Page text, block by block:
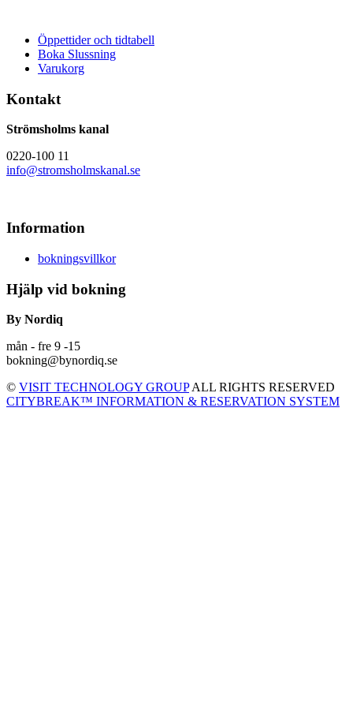
Öppettider och tidtabell
Boka Slussning
Varukorg
Kontakt
Strömsholms kanal
0220-100 11
info@stromsholmskanal.se
Information
bokningsvillkor
Hjälp vid bokning
By Nordiq
mån - fre 9 -15
bokning@bynordiq.se
© VISIT TECHNOLOGY GROUPALL RIGHTS RESERVED
CITYBREAK™ INFORMATION & RESERVATION SYSTEM